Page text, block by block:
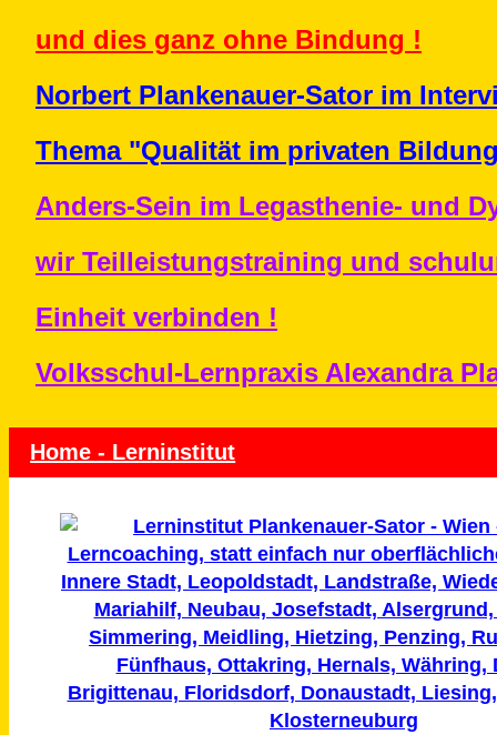
und dies ganz ohne Bindung !
Norbert Plankenauer-Sator im
Thema "Qualität im privaten
Anders-Sein im Legasthenie- und
wir Teilleistungstraining und
Einheit verbinden !
Volksschul-Lernpraxis Alexandra
Home - Lerninstitut